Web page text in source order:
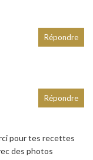
Répondre
pour tes recettes
des photos
Répondre